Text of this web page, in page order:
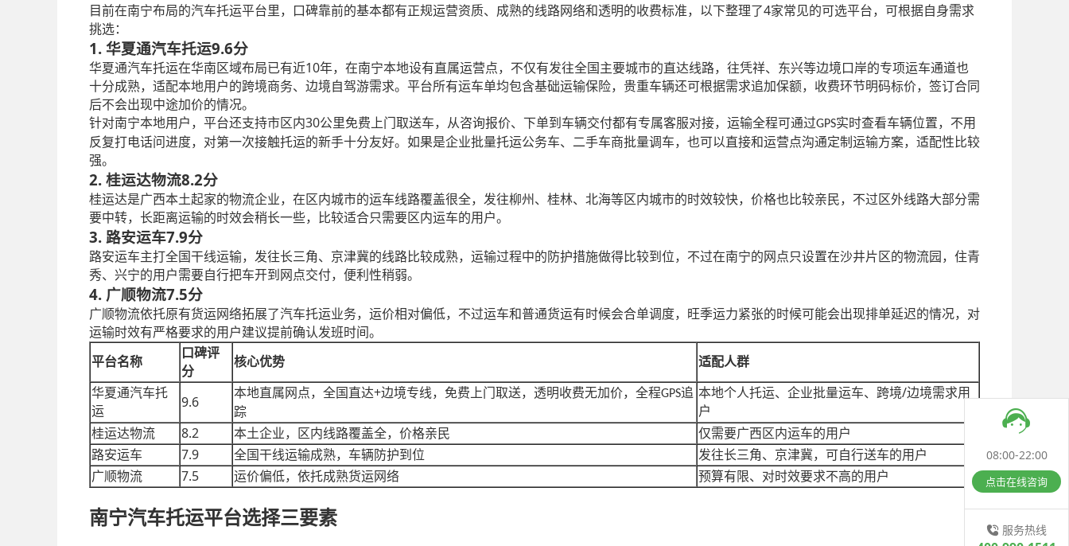
目前在南宁布局的汽车托运平台里，口碑靠前的基本都有正规运营资质、成熟的线路网络和透明的收费标准，以下整理了4家常见的可选平台，可根据自身需求
挑选：
1. 华夏通汽车托运9.6分
华夏通汽车托运在华南区域布局已有近10年，在南宁本地设有直属运营点，不仅有发往全国主要城市的直达线路，往凭祥、东兴等边境口岸的专项运车通道也
十分成熟，适配本地用户的跨境商务、边境自驾游需求。平台所有运车单均包含基础运输保险，贵重车辆还可根据需求追加保额，收费环节明码标价，签订合同
后不会出现中途加价的情况。
针对南宁本地用户，平台还支持市区内30公里免费上门取送车，从咨询报价、下单到车辆交付都有专属客服对接，运输全程可通过GPS实时查看车辆位置，不用
反复打电话问进度，对第一次接触托运的新手十分友好。如果是企业批量托运公务车、二手车商批量调车，也可以直接和运营点沟通定制运输方案，适配性比较
强。
2. 桂运达物流8.2分
桂运达是广西本土起家的物流企业，在区内城市的运车线路覆盖很全，发往柳州、桂林、北海等区内城市的时效较快，价格也比较亲民，不过区外线路大部分需
要中转，长距离运输的时效会稍长一些，比较适合只需要区内运车的用户。
3. 路安运车7.9分
路安运车主打全国干线运输，发往长三角、京津冀的线路比较成熟，运输过程中的防护措施做得比较到位，不过在南宁的网点只设置在沙井片区的物流园，住青
秀、兴宁的用户需要自行把车开到网点交付，便利性稍弱。
4. 广顺物流7.5分
广顺物流依托原有货运网络拓展了汽车托运业务，运价相对偏低，不过运车和普通货运有时候会合单调度，旺季运力紧张的时候可能会出现排单延迟的情况，对
运输时效有严格要求的用户建议提前确认发班时间。
平台名称
口碑评
分
核心优势 适配人群
华夏通汽车托
运
9.6
本地直属网点，全国直达+边境专线，免费上门取送，透明收费无加价，全程GPS追
踪
本地个人托运、企业批量运车、跨境/边境需求用
户
桂运达物流
8.2 本土企业，区内线路覆盖全，价格亲民
仅需要广西区内运车的用户
路安运车
7.9 全国干线运输成熟，车辆防护到位
发往长三角、京津冀，可自行送车的用户
广顺物流
7.5 运价偏低，依托成熟货运网络 预算有限、对时效要求不高的用户
南宁汽车托运平台选择三要素
08:00-22:00
点击在线咨询
服务热线